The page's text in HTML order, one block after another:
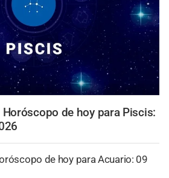
Horóscopo de hoy para Piscis:
de hoy para Acuario: 09